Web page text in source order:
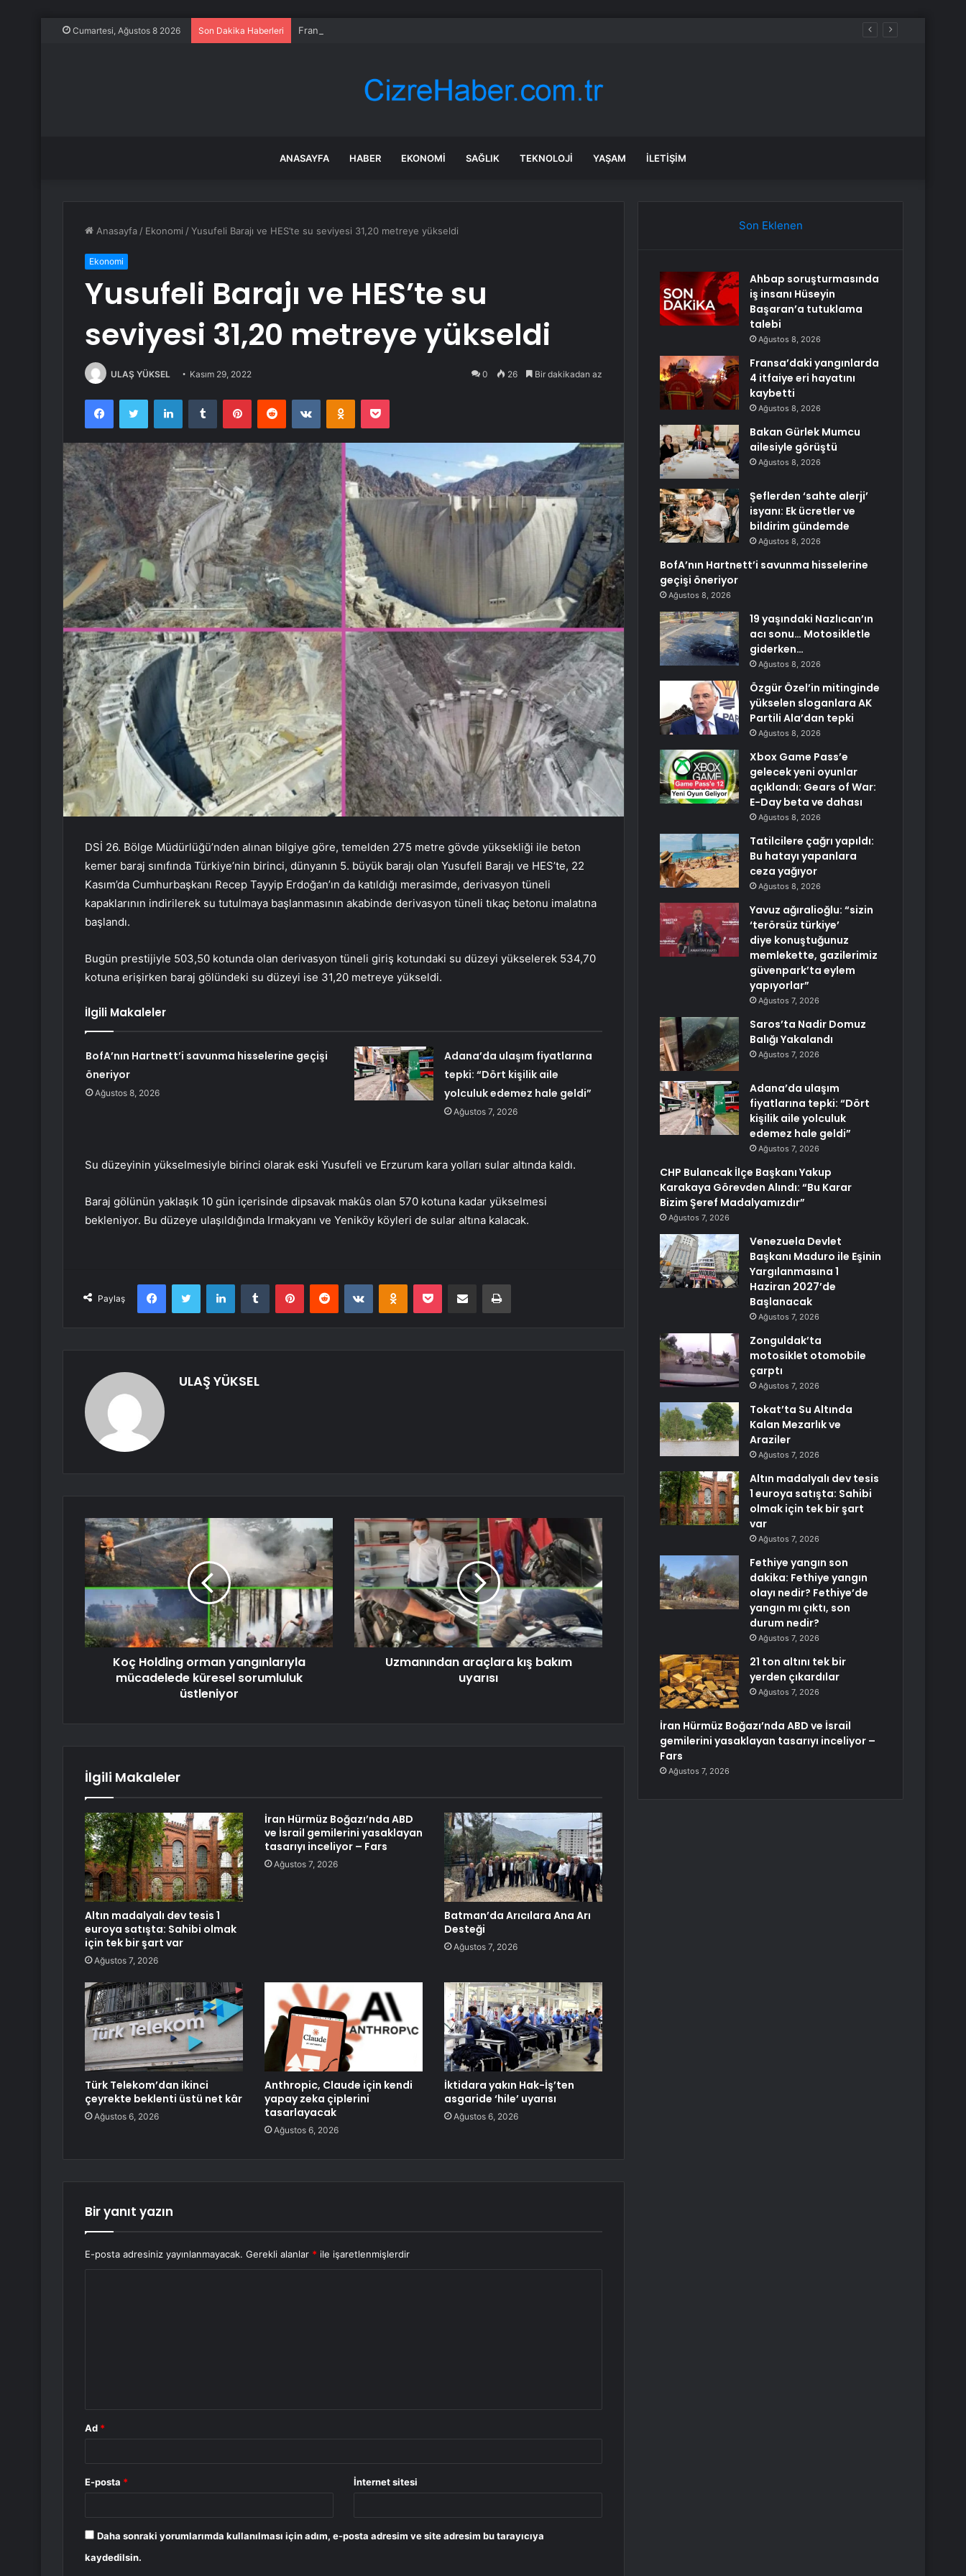
Cumartesi, Ağustos 8 2026 Son Dakika Haberleri Fransa’daki yangınlarda 4 itfaiye eri hayatını kaybetti
ANASAYFA HABER EKONOMI SAĞLIK TEKNOLOJI YAŞAM İLETIŞIM
Anasayfa / Ekonomi /Yusufeli Barajı ve HES’te su seviyesi 31,20 metreye yükseldi
Ekonomi
Yusufeli Barajı ve HES’te su
seviyesi 31,20 metreye yükseldi
ULAŞ YÜKSEL Kasım 29, 2022 0 26 Bir dakikadan az
FacebookTwitter LinkedInTumblr PinterestReddit VKontakteOdnoklassniki
Pocket
DSİ 26. Bölge Müdürlüğü’nden alınan bilgiye göre, temelden 275 metre gövde yüksekliği ile beton
kemer baraj sınıfında Türkiye’nin birinci, dünyanın 5. büyük barajı olan Yusufeli Barajı ve HES’te, 22
Kasım’da Cumhurbaşkanı Recep Tayyip Erdoğan’ın da katıldığı merasimde, derivasyon tüneli
kapaklarının indirilerek su tutulmaya başlanmasının akabinde derivasyon tüneli tıkaç betonu imalatına
başlandı.
Bugün prestijiyle 503,50 kotunda olan derivasyon tüneli giriş kotundaki su düzeyi yükselerek 534,70
kotuna erişirken baraj gölündeki su düzeyi ise 31,20 metreye yükseldi.
İlgili Makaleler
BofA’nın Hartnett’i savunma hisselerine geçişi
öneriyor
Ağustos 8, 2026
Adana’da ulaşım fiyatlarına
tepki: “Dört kişilik aile
yolculuk edemez hale geldi”
Ağustos 7, 2026
Su düzeyinin yükselmesiyle birinci olarak eski Yusufeli ve Erzurum kara yolları sular altında kaldı.
Baraj gölünün yaklaşık 10 gün içerisinde dipsavak makûs olan 570 kotuna kadar yükselmesi
bekleniyor. Bu düzeye ulaşıldığında Irmakyanı ve Yeniköy köyleri de sular altına kalacak.
Paylaş
FacebookTwitter LinkedInTumblr PinterestReddit VKontakteOdnoklassniki
Pocket E-Posta ile paylaş Yazdır
ULAŞ YÜKSEL
Koç Holding orman yangınlarıyla
mücadelede küresel sorumluluk
üstleniyor
Uzmanından araçlara kış bakım
uyarısı
İlgili Makaleler
Altın madalyalı dev tesis 1
euroya satışta: Sahibi olmak
için tek bir şart var
Ağustos 7, 2026
İran Hürmüz Boğazı’nda ABD
ve İsrail gemilerini yasaklayan
tasarıyı inceliyor – Fars
Ağustos 7, 2026
Batman’da Arıcılara Ana Arı
Desteği
Ağustos 7, 2026
Türk Telekom’dan ikinci
çeyrekte beklenti üstü net kâr
Ağustos 6, 2026
Anthropic, Claude için kendi
yapay zeka çiplerini
tasarlayacak
Ağustos 6, 2026
İktidara yakın Hak-İş’ten
asgaride ‘hile’ uyarısı
Ağustos 6, 2026
Bir yanıt yazın
E-posta adresiniz yayınlanmayacak. Gerekli alanlar * ile işaretlenmişlerdir
Ad *
E-posta * İnternet sitesi
Daha sonraki yorumlarımda kullanılması için adım, e-posta adresim ve site adresim bu tarayıcıya
kaydedilsin.
Son Eklenen
Ahbap soruşturmasında
iş insanı Hüseyin
Başaran’a tutuklama
talebi
Ağustos 8, 2026
Fransa’daki yangınlarda
4 itfaiye eri hayatını
kaybetti
Ağustos 8, 2026
Bakan Gürlek Mumcu
ailesiyle görüştü
Ağustos 8, 2026
Şeflerden ‘sahte alerji’
isyanı: Ek ücretler ve
bildirim gündemde
Ağustos 8, 2026
BofA’nın Hartnett’i savunma hisselerine
geçişi öneriyor
Ağustos 8, 2026
19 yaşındaki Nazlıcan’ın
acı sonu… Motosikletle
giderken…
Ağustos 8, 2026
Özgür Özel’in mitinginde
yükselen sloganlara AK
Partili Ala’dan tepki
Ağustos 8, 2026
Xbox Game Pass’e
gelecek yeni oyunlar
açıklandı: Gears of War:
E-Day beta ve dahası
Ağustos 8, 2026
Tatilcilere çağrı yapıldı:
Bu hatayı yapanlara
ceza yağıyor
Ağustos 8, 2026
Yavuz ağıralioğlu: “sizin
‘terörsüz türkiye’
diye konuştuğunuz
memlekette, gazilerimiz
güvenpark’ta eylem
yapıyorlar”
Ağustos 7, 2026
Saros’ta Nadir Domuz
Balığı Yakalandı
Ağustos 7, 2026
Adana’da ulaşım
fiyatlarına tepki: “Dört
kişilik aile yolculuk
edemez hale geldi”
Ağustos 7, 2026
CHP Bulancak İlçe Başkanı Yakup
Karakaya Görevden Alındı: “Bu Karar
Bizim Şeref Madalyamızdır”
Ağustos 7, 2026
Venezuela Devlet
Başkanı Maduro ile Eşinin
Yargılanmasına 1
Haziran 2027’de
Başlanacak
Ağustos 7, 2026
Zonguldak’ta
motosiklet otomobile
çarptı
Ağustos 7, 2026
Tokat’ta Su Altında
Kalan Mezarlık ve
Araziler
Ağustos 7, 2026
Altın madalyalı dev tesis
1 euroya satışta: Sahibi
olmak için tek bir şart
var
Ağustos 7, 2026
Fethiye yangın son
dakika: Fethiye yangın
olayı nedir? Fethiye’de
yangın mı çıktı, son
durum nedir?
Ağustos 7, 2026
21 ton altını tek bir
yerden çıkardılar
Ağustos 7, 2026
İran Hürmüz Boğazı’nda ABD ve İsrail
gemilerini yasaklayan tasarıyı inceliyor –
Fars
Ağustos 7, 2026